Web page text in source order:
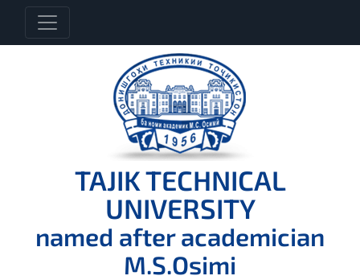
TAJIK TECHNICAL
UNIVERSITY
named after academician
M.S.Osimi